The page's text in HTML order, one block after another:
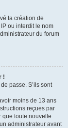
la création de
ou interdit le nom
du forum
!
passe. S’ils sont
moins de 13 ans
reçues par
que toute nouvelle
administrateur avant